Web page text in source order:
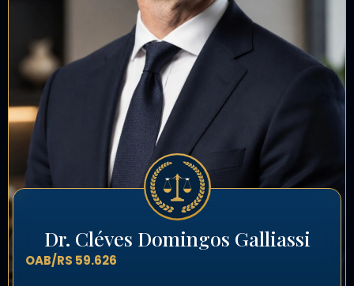
Dr. Cléves Domingos Galliassi
OAB/RS 59.626